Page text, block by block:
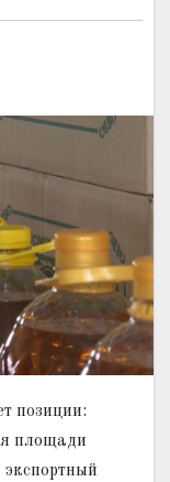
позиции:
площади
экспортный